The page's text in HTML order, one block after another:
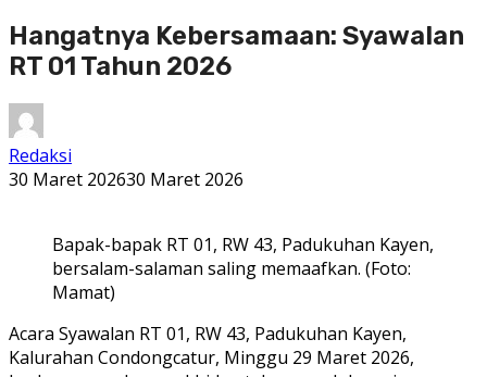
Hangatnya Kebersamaan: Syawalan
RT 01 Tahun 2026
Redaksi
30 Maret 202630 Maret 2026
Bapak-bapak RT 01, RW 43, Padukuhan Kayen,
bersalam-salaman saling memaafkan. (Foto:
Mamat)
Acara Syawalan RT 01, RW 43, Padukuhan Kayen,
Kalurahan Condongcatur, Minggu 29 Maret 2026,